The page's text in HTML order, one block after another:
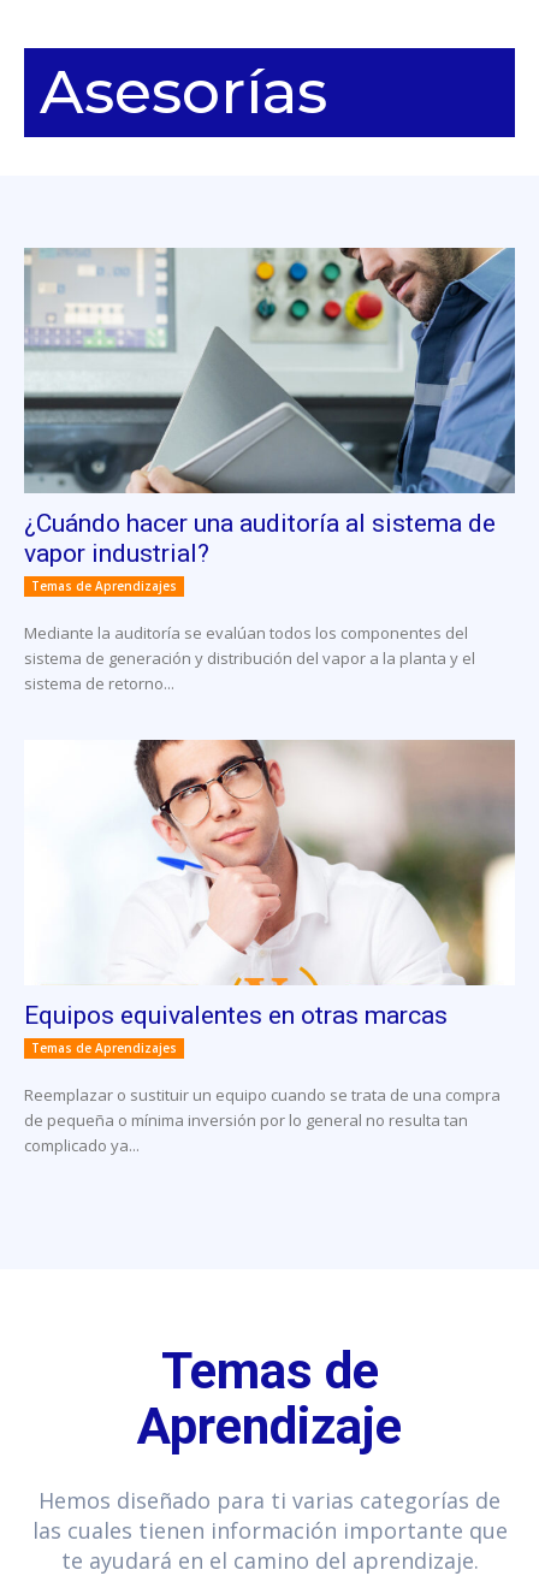
Asesorí­as
¿Cuándo hacer una auditoría al sistema de
vapor industrial?
Temas de Aprendizajes
Mediante la auditoría se evalúan todos los componentes del
sistema de generación y distribución del vapor a la planta y el
sistema de retorno...
Equipos equivalentes en otras marcas
Temas de Aprendizajes
Reemplazar o sustituir un equipo cuando se trata de una compra
de pequeña o mínima inversión por lo general no resulta tan
complicado ya...
Temas de
Aprendizaje
Hemos diseñado para ti varias categorías de
las cuales tienen información importante que
te ayudará en el camino del aprendizaje.